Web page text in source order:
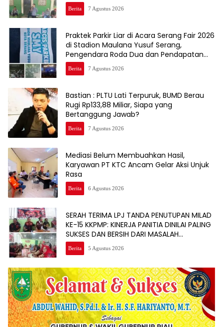
Berita 7 Agustus 2026
Praktek Parkir Liar di Acara Serang Fair 2026
di Stadion Maulana Yusuf Serang,
Pengendara Roda Dua dan Pendapatan
Asli Daerah ( PAD)Jadi Korbannya
Berita 7 Agustus 2026
Bastian : PLTU Lati Terpuruk, BUMD Berau
Rugi Rp133,88 Miliar, Siapa yang
Bertanggung Jawab?
Berita 7 Agustus 2026
Mediasi Belum Membuahkan Hasil,
Karyawan PT KTC Ancam Gelar Aksi Unjuk
Rasa
Berita 6 Agustus 2026
SERAH TERIMA LPJ TANDA PENUTUPAN MILAD
KE-15 KKPMP: KINERJA PANITIA DINILAI PALING
SUKSES DAN BERSIH DARI MASALAH
KEUANGAN
Berita 5 Agustus 2026